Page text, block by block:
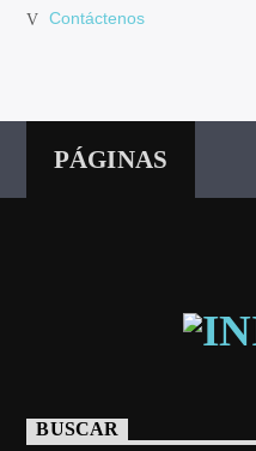
Contáctenos
PÁGINAS
BUSCAR